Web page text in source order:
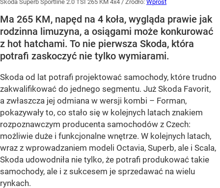
Skoda Superb Sportline 2.0 TSI 265 KM 4x4 / Źródło: Wprost
Ma 265 KM, napęd na 4 koła, wygląda prawie jak
rodzinna limuzyna, a osiągami może konkurować
z hot hatchami. To nie pierwsza Skoda, która
potrafi zaskoczyć nie tylko wymiarami.
Skoda od lat potrafi projektować samochody, które trudno
zakwalifikować do jednego segmentu. Już Skoda Favorit,
a zwłaszcza jej odmiana w wersji kombi – Forman,
pokazywały to, co stało się w kolejnych latach znakiem
rozpoznawczym producenta samochodów z Czech:
możliwie duże i funkcjonalne wnętrze. W kolejnych latach,
wraz z wprowadzaniem modeli Octavia, Superb, ale i Scala,
Skoda udowodniła nie tylko, że potrafi produkować takie
samochody, ale i z sukcesem je sprzedawać na wielu
rynkach.